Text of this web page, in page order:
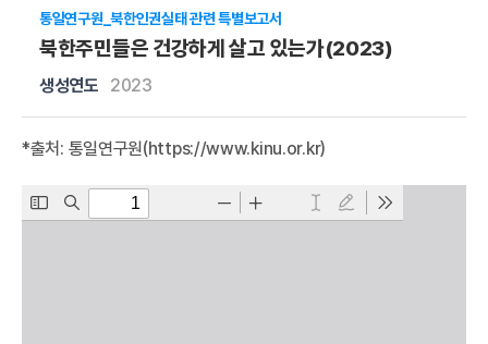
통일연구원_북한인권실태 관련 특별보고서
북한주민들은 건강하게 살고 있는가(2023)
생성연도 2023
*출처: 통일연구원(https://www.kinu.or.kr)